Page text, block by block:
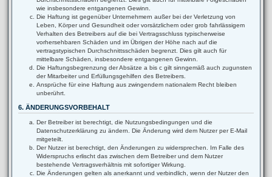
wie insbesondere entgangenen Gewinn.
Die Haftung ist gegenüber Unternehmern außer bei der Verletzung von
Leben, Körper und Gesundheit oder vorsätzlichem oder grob fahrlässigem
Verhalten des Betreibers auf die bei Vertragsschluss typischerweise
vorhersehbaren Schäden und im Übrigen der Höhe nach auf die
vertragstypischen Durchschnittsschäden begrenzt. Dies gilt auch für
mittelbare Schäden, insbesondere entgangenen Gewinn.
Die Haftungsbegrenzung der Absätze a bis c gilt sinngemäß auch zugunsten
der Mitarbeiter und Erfüllungsgehilfen des Betreibers.
Ansprüche für eine Haftung aus zwingendem nationalem Recht bleiben
unberührt.
6. ÄNDERUNGSVORBEHALT
Der Betreiber ist berechtigt, die Nutzungsbedingungen und die
Datenschutzerklärung zu ändern. Die Änderung wird dem Nutzer per E-Mail
mitgeteilt.
Der Nutzer ist berechtigt, den Änderungen zu widersprechen. Im Falle des
Widerspruchs erlischt das zwischen dem Betreiber und dem Nutzer
bestehende Vertragsverhältnis mit sofortiger Wirkung.
Die Änderungen gelten als anerkannt und verbindlich, wenn der Nutzer den